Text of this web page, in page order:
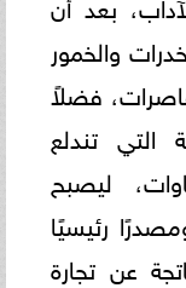
والخمور
فضلاً
التي تندلع
ليصبح
رئيسيًا
عن تجارة